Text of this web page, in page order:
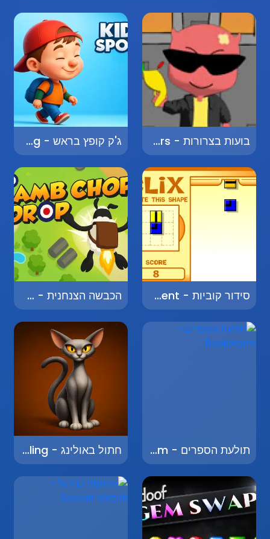
בועות בצרורות - Bubbles in Clusters ג'ק קופץ בראש - Jack Jumping
סידור קוביות - Block Arrangement הכבשה הצנחנית - The Parachuting Sheep
תולעת הספרים - Bookworm חתול באולינג - Cat Bowling